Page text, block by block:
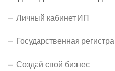
Личный кабинет ИП
Государственная
Создай свой бизнес